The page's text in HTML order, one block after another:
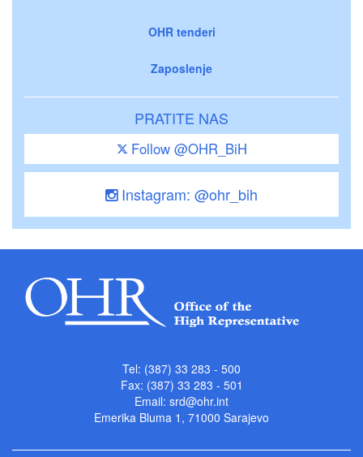
OHR tenderi
Zaposlenje
PRATITE NAS
Follow @OHR_BiH
Instagram: @ohr_bih
Tel: (387) 33 283 - 500
Fax: (387) 33 283 - 501
Email: srd@ohr.int
Emerika Bluma 1, 71000 Sarajevo